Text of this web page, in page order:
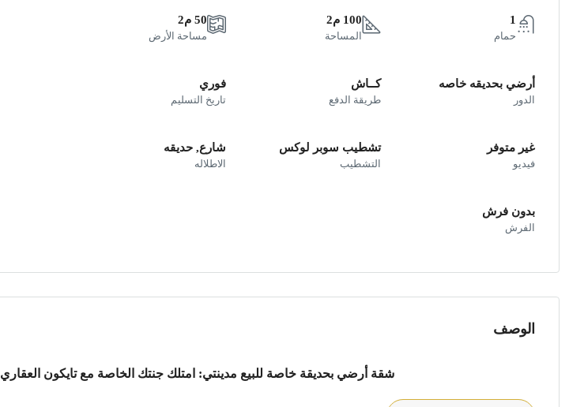
1
حمام
100 م2
المساحة
50 م2
مساحة الأرض
أرضي بحديقه خاصه
الدور
كــاش
طريقة الدفع
فوري
تاريخ التسليم
غير متوفر
فيديو
تشطيب سوبر لوكس
التشطيب
شارع, حديقه
الاطلاله
بدون فرش
الفرش
الوصف
شقة أرضي بحديقة خاصة للبيع مدينتي: امتلك جنتك الخاصة مع تايكون العقاري